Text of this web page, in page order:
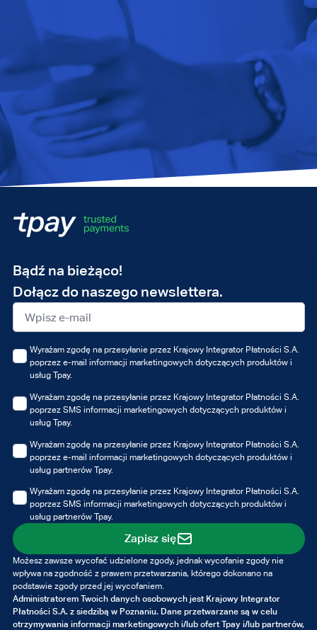
Bądź na bieżąco!
Dołącz do naszego newslettera.
Adres
e-
mail
Wyrażam zgodę na przesyłanie przez Krajowy Integrator Płatności S.A.
poprzez e-mail informacji marketingowych dotyczących produktów i
usług Tpay.
Wyrażam zgodę na przesyłanie przez Krajowy Integrator Płatności S.A.
poprzez SMS informacji marketingowych dotyczących produktów i
usług Tpay.
Wyrażam zgodę na przesyłanie przez Krajowy Integrator Płatności S.A.
poprzez e-mail informacji marketingowych dotyczących produktów i
usług partnerów Tpay.
Wyrażam zgodę na przesyłanie przez Krajowy Integrator Płatności S.A.
poprzez SMS informacji marketingowych dotyczących produktów i
usług partnerów Tpay.
Zapisz się
Możesz zawsze wycofać udzielone zgody, jednak wycofanie zgody nie
wpływa na zgodność z prawem przetwarzania, którego dokonano na
podstawie zgody przed jej wycofaniem.
Administratorem Twoich danych osobowych jest Krajowy Integrator
Płatności S.A. z siedzibą w Poznaniu. Dane przetwarzane są w celu
otrzymywania informacji marketingowych i/lub ofert Tpay i/lub partnerów,